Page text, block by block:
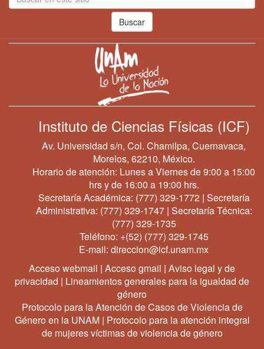
Buscar
Instituto de Ciencias Físicas (ICF)
Av. Universidad s/n, Col. Chamilpa, Cuernavaca,
Morelos, 62210, México.
Horario de atención: Lunes a Viernes de 9:00 a 15:00
hrs y de 16:00 a 19:00 hrs.
Secretaría Académica: (777) 329-1772 | Secretaría
Administrativa: (777) 329-1747| Secretaría Técnica:
(777) 329-1735
Teléfono: +(52) (777) 329-1745
E-mail: direccion@icf.unam.mx
Acceso webmail | Acceso gmail | Aviso legal y de
privacidad | Lineamientos generales para la igualdad de
género
Protocolo para la Atención de Casos de Violencia de
Género en la UNAM| Protocolo para la atención integral
de mujeres víctimas de violencia de género